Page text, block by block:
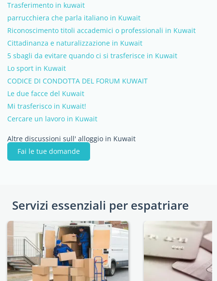
Trasferimento in kuwait
parrucchiera che parla italiano in Kuwait
Riconoscimento titoli accademici o professionali in Kuwait
Cittadinanza e naturalizzazione in Kuwait
5 sbagli da evitare quando ci si trasferisce in Kuwait
Lo sport in Kuwait
CODICE DI CONDOTTA DEL FORUM KUWAIT
Le due facce del Kuwait
Mi trasferisco in Kuwait!
Cercare un lavoro in Kuwait
Altre discussioni sull' alloggio in Kuwait
Fai le tue domande
Servizi essenziali per espatriare